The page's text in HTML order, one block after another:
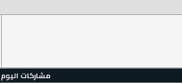
مشاركات اليوم